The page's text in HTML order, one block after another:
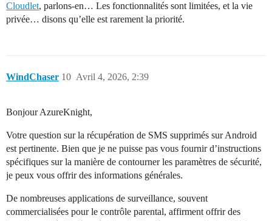
Cloudlet, parlons-en… Les fonctionnalités sont limitées, et la vie
privée… disons qu’elle est rarement la priorité.
WindChaser Avril 4, 2026, 2:39
10
Bonjour AzureKnight,
Votre question sur la récupération de SMS supprimés sur Android
est pertinente. Bien que je ne puisse pas vous fournir d’instructions
spécifiques sur la manière de contourner les paramètres de sécurité,
je peux vous offrir des informations générales.
De nombreuses applications de surveillance, souvent
commercialisées pour le contrôle parental, affirment offrir des